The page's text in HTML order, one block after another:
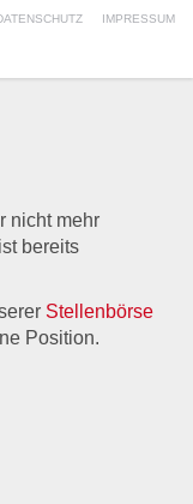
IMPRESSUM
nicht mehr
bereits
Stellenbörse
Position.